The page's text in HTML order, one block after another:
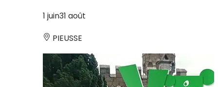
1 juin31 août
PIEUSSE